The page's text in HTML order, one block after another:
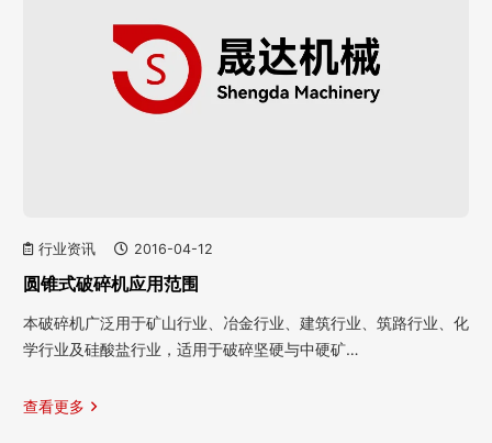
行业资讯 2016-04-12
圆锥式破碎机应用范围
本破碎机广泛用于矿山行业、冶金行业、建筑行业、筑路行业、化
学行业及硅酸盐行业，适用于破碎坚硬与中硬矿…
查看更多